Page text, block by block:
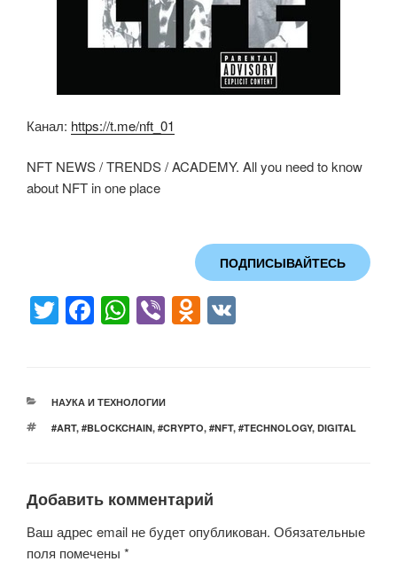
Канал: https://t.me/nft_01
NFT NEWS / TRENDS / ACADEMY. All you need to know
about NFT in one place
ПОДПИСЫВАЙТЕСЬ
T
er
F
e
b
k
W
s
A
Vi O
kl
ni
ki
РУБРИКИ
НАУКА И ТЕХНОЛОГИИ
МЕТКИ
#ART, #BLOCKCHAIN, #CRYPTO, #NFT, #TECHNOLOGY, DIGITAL
Добавить комментарий
Ваш адрес email не будет опубликован. Обязательные
поля помечены *